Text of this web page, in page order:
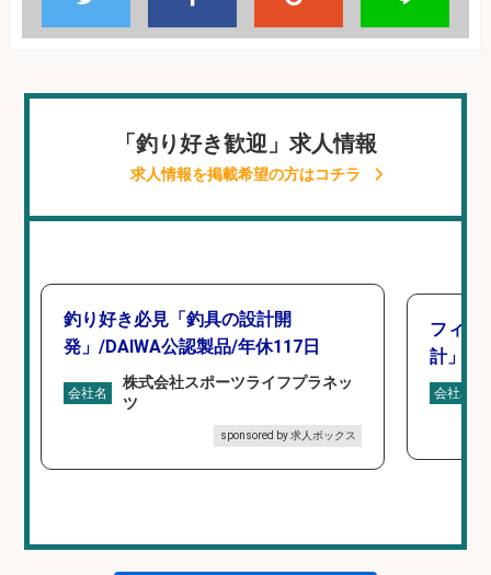
「釣り好き歓迎」求人情報
求人情報を掲載希望の方はコチラ
釣り好き必見「釣具の設計開
発」/DAIWA公認製品/年休117日
会社名
株式会社スポーツライフプラネッ
ツ
sponsored by 求人ボックス
フィッ
計」
会社名